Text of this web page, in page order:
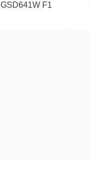
GSD641W F1